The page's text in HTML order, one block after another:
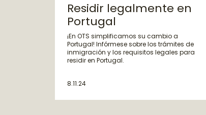
Residir legalmente en
Portugal
¡En OTS simplificamos su cambio a
Portugal! Infórmese sobre los trámites de
inmigración y los requisitos legales para
residir en Portugal.
8.11.24